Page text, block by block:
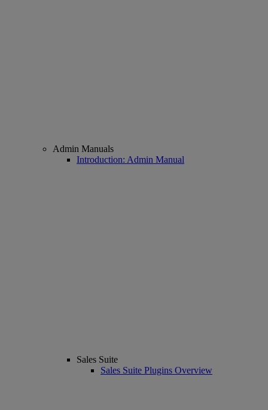
Admin Manuals
Introduction: Admin Manual
Sales Suite
Sales Suite Plugins Overview